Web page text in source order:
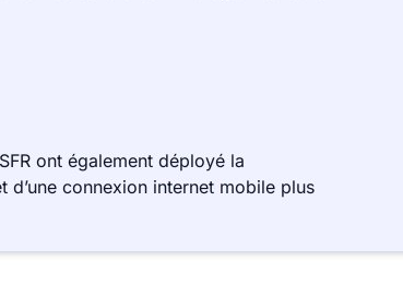
ont également déployé la
connexion internet mobile plus